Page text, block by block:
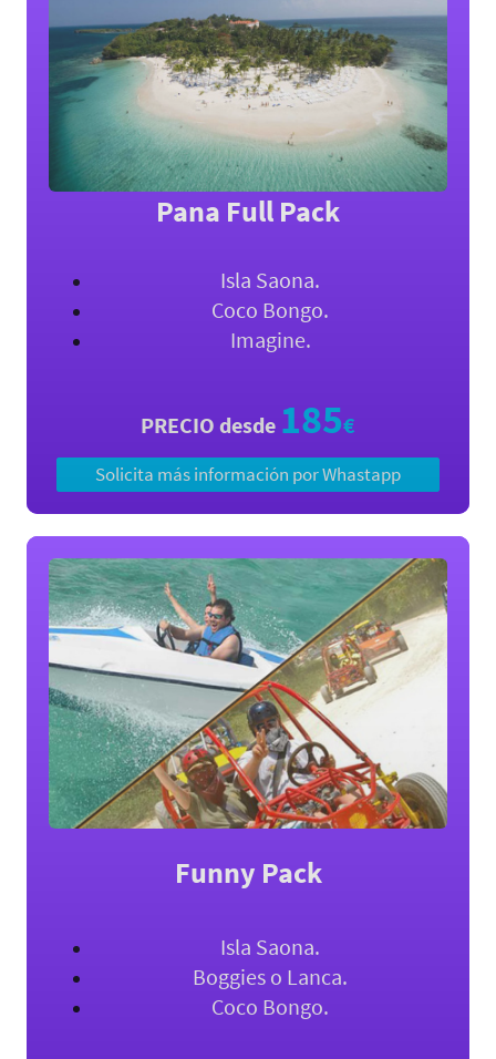
Pana Full Pack
Isla Saona.
Coco Bongo.
Imagine.
PRECIO desde 185€​
Solicita más información por Whastapp
Funny Pack
Isla Saona.
Boggies o Lanca.
Coco Bongo.